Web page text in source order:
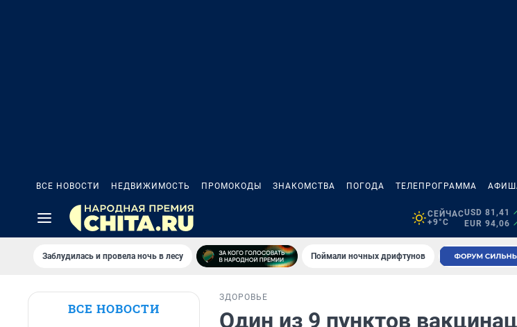
ВСЕ НОВОСТИ НЕДВИЖИМОСТЬ ПРОМОКОДЫ ЗНАКОМСТВА ПОГОДА ТЕЛЕПРОГРАММА
СЕЙЧАС
+9°C
USD 81,41
EUR 94,06
Заблудилась и провела ночь в лесу Поймали ночных дрифтунов
ВСЕ НОВОСТИ
ЗДОРОВЬЕ
Один из 9 пунктов